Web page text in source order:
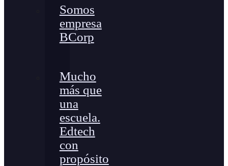
Somos
empresa
BCorp
Mucho
más que
una
escuela.
Edtech
con
propósito